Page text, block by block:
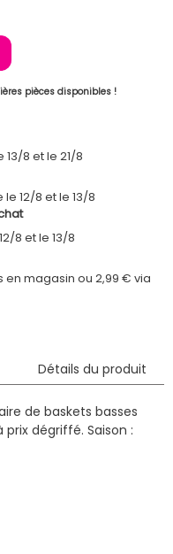
pièces disponibles !
13/8 et le 21/8
le 12/8 et le 13/8
8 et le 13/8
en magasin ou 2,99 € via
Détails du produit
de baskets basses
prix dégriffé. Saison :